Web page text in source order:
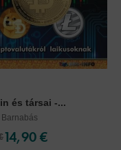
és társai -...
Barnabás
14,90 €